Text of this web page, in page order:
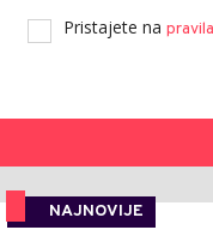
Pristajete na
NAJNOVIJE